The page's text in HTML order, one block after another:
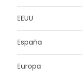
EEUU
España
Europa